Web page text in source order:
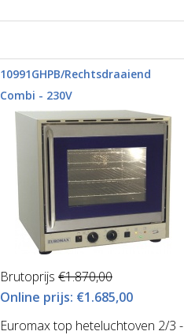
10991GHPB/Rechtsdraaiend
Combi - 230V
Brutoprijs €1.870,00
Online prijs: €1.685,00
Euromax top heteluchtoven 2/3 -